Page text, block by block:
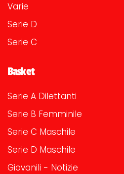
Varie
Serie D
Serie C
Basket
Serie A Dilettanti
Serie B Femminile
Serie C Maschile
Serie D Maschile
Giovanili - Notizie